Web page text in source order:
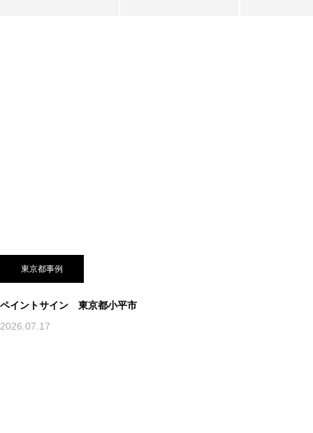
東京都事例
ペイントサイン 東京都小平市
2026.07.17